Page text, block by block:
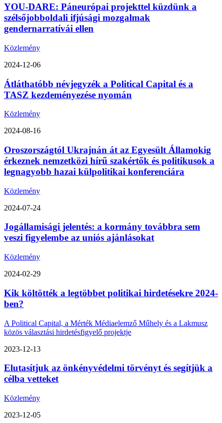
YOU-DARE: Páneurópai projekttel küzdünk a
szélsőjobboldali ifjúsági mozgalmak
gendernarratívái ellen
Közlemény
2024-12-06
Átláthatóbb névjegyzék a Political Capital és a
TASZ kezdeményezése nyomán
Közlemény
2024-08-16
Oroszországtól Ukrajnán át az Egyesült Államokig
érkeznek nemzetközi hírű szakértők és politikusok a
legnagyobb hazai külpolitikai konferenciára
Közlemény
2024-07-24
Jogállamisági jelentés: a kormány továbbra sem
veszi figyelembe az uniós ajánlásokat
Közlemény
2024-02-29
Kik költötték a legtöbbet politikai hirdetésekre 2024-
ben?
A Political Capital, a Mérték Médiaelemző Műhely és a Lakmusz
közös választási hirdetésfigyelő projektje
2023-12-13
Elutasítjuk az önkényvédelmi törvényt és segítjük a
célba vetteket
Közlemény
2023-12-05